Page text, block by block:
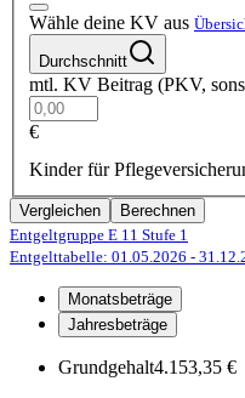
Wähle deine KV aus
Durchschnitt
mtl. KV Beitrag (PKV,
€
Kinder für
Vergleichen
Berechnen
Entgeltgruppe E 11 Stufe 1
Entgelttabelle: 01.05.2026 -
Monatsbeträge
Jahresbeträge
Grundgehalt4.153,35 €